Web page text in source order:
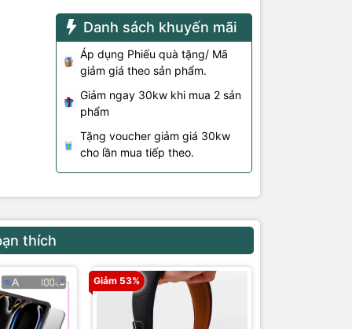
Danh sách khuyến mãi
Áp dụng Phiếu quà tặng/ Mã
giảm giá theo sản phẩm.
Giảm ngay 30kw khi mua 2 sản
phẩm
Tặng voucher giảm giá 30kw
cho lần mua tiếp theo.
thích
Giảm 53%